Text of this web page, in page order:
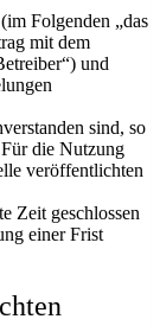
Folgenden „das
mit dem
und
sind, so
die Nutzung
veröffentlichten
Zeit geschlossen
einer Frist